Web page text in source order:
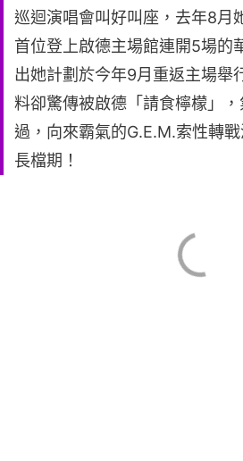
巡迴演唱會叫好叫座，去年8月
首位登上啟德主場館連開5場的
出她計劃於今年9月重返主場舉
料卻驚傳被啟德「請食檸檬」
過，向來霸氣的G.E.M.索性轉
長檔期！